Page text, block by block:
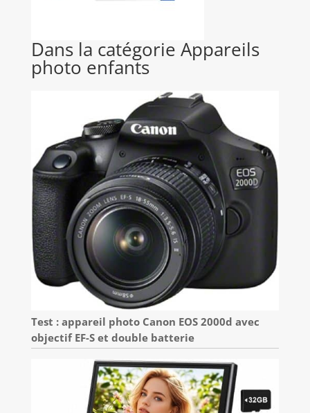
Dans la catégorie Appareils
photo enfants
Test : appareil photo Canon EOS 2000d avec
objectif EF-S et double batterie